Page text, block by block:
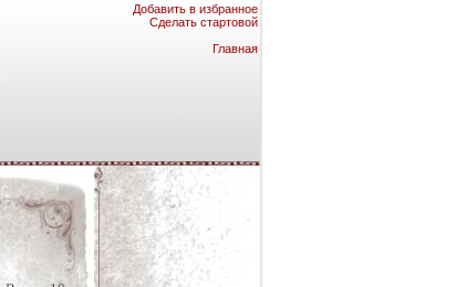
Добавить в избранное
Сделать стартовой
Главная